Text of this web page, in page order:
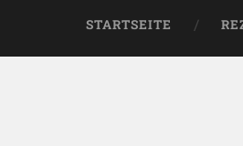
STARTSEITE